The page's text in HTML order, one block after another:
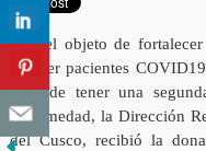
Con el objeto de
atender pacientes
caso de tener una
enfermedad, la Dirección
del Cusco, recibió la